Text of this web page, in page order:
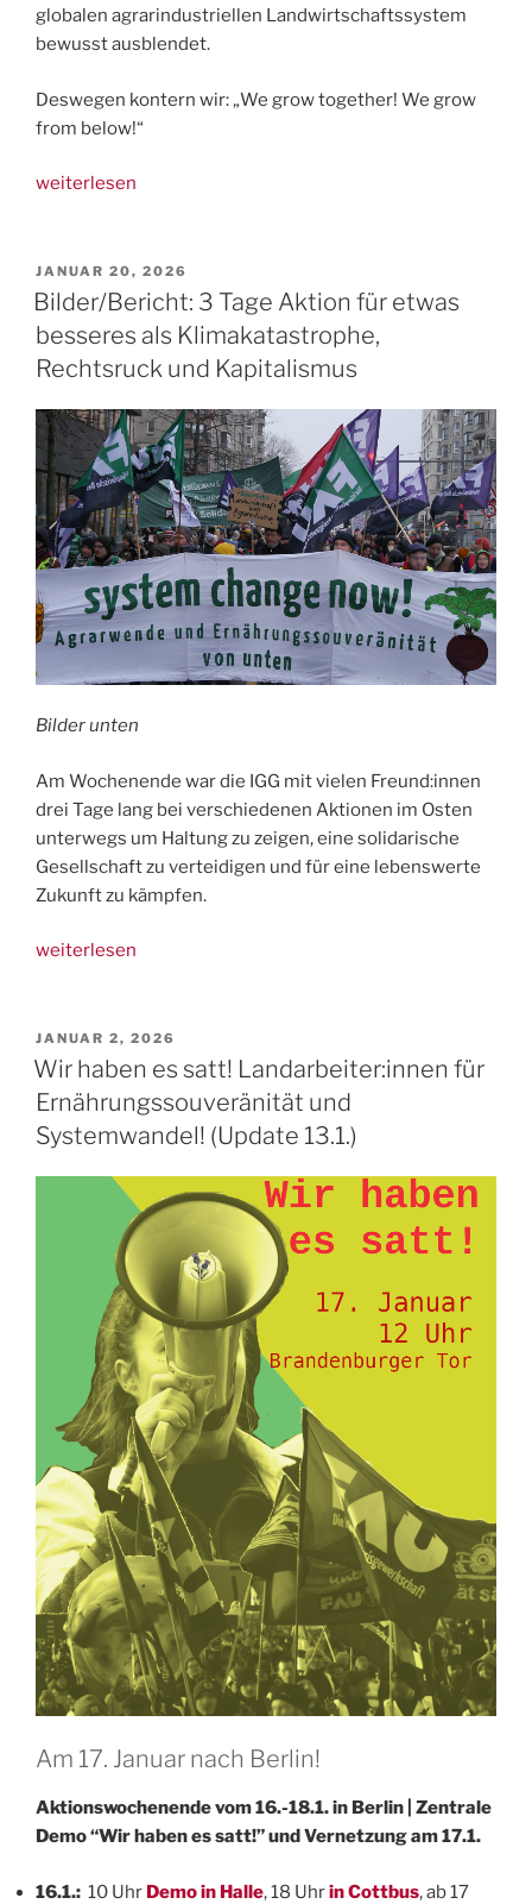
globalen agrarindustriellen Landwirtschaftssystem
bewusst ausblendet.
Deswegen kontern wir: „We grow together! We grow
from below!“
„5.-6.2.
zur
Fruit
Logistica
2026“
weiterlesen
VERÖFFENTLICHT
AM
JANUAR 20, 2026
Bilder/Bericht: 3 Tage Aktion für etwas
besseres als Klimakatastrophe,
Rechtsruck und Kapitalismus
Bilder unten
Am Wochenende war die IGG mit vielen Freund:innen
drei Tage lang bei verschiedenen Aktionen im Osten
unterwegs um Haltung zu zeigen, eine solidarische
Gesellschaft zu verteidigen und für eine lebenswerte
Zukunft zu kämpfen.
„Bilder/Bericht:
Aktion
für
etwas
als
Klimakatastrophe,
Kapitalismus“
weiterlesen
VERÖFFENTLICHT
AM
JANUAR 2, 2026
Wir haben es satt! Landarbeiter:innen für
Ernährungssouveränität und
Systemwandel! (Update 13.1.)
Am 17. Januar nach Berlin!
Aktionswochenende vom 16.-18.1. in Berlin | Zentrale
Demo “Wir haben es satt!” und Vernetzung am 17.1.
16.1.: 10 Uhr Demo in Halle, 18 Uhrin Cottbus, ab 17